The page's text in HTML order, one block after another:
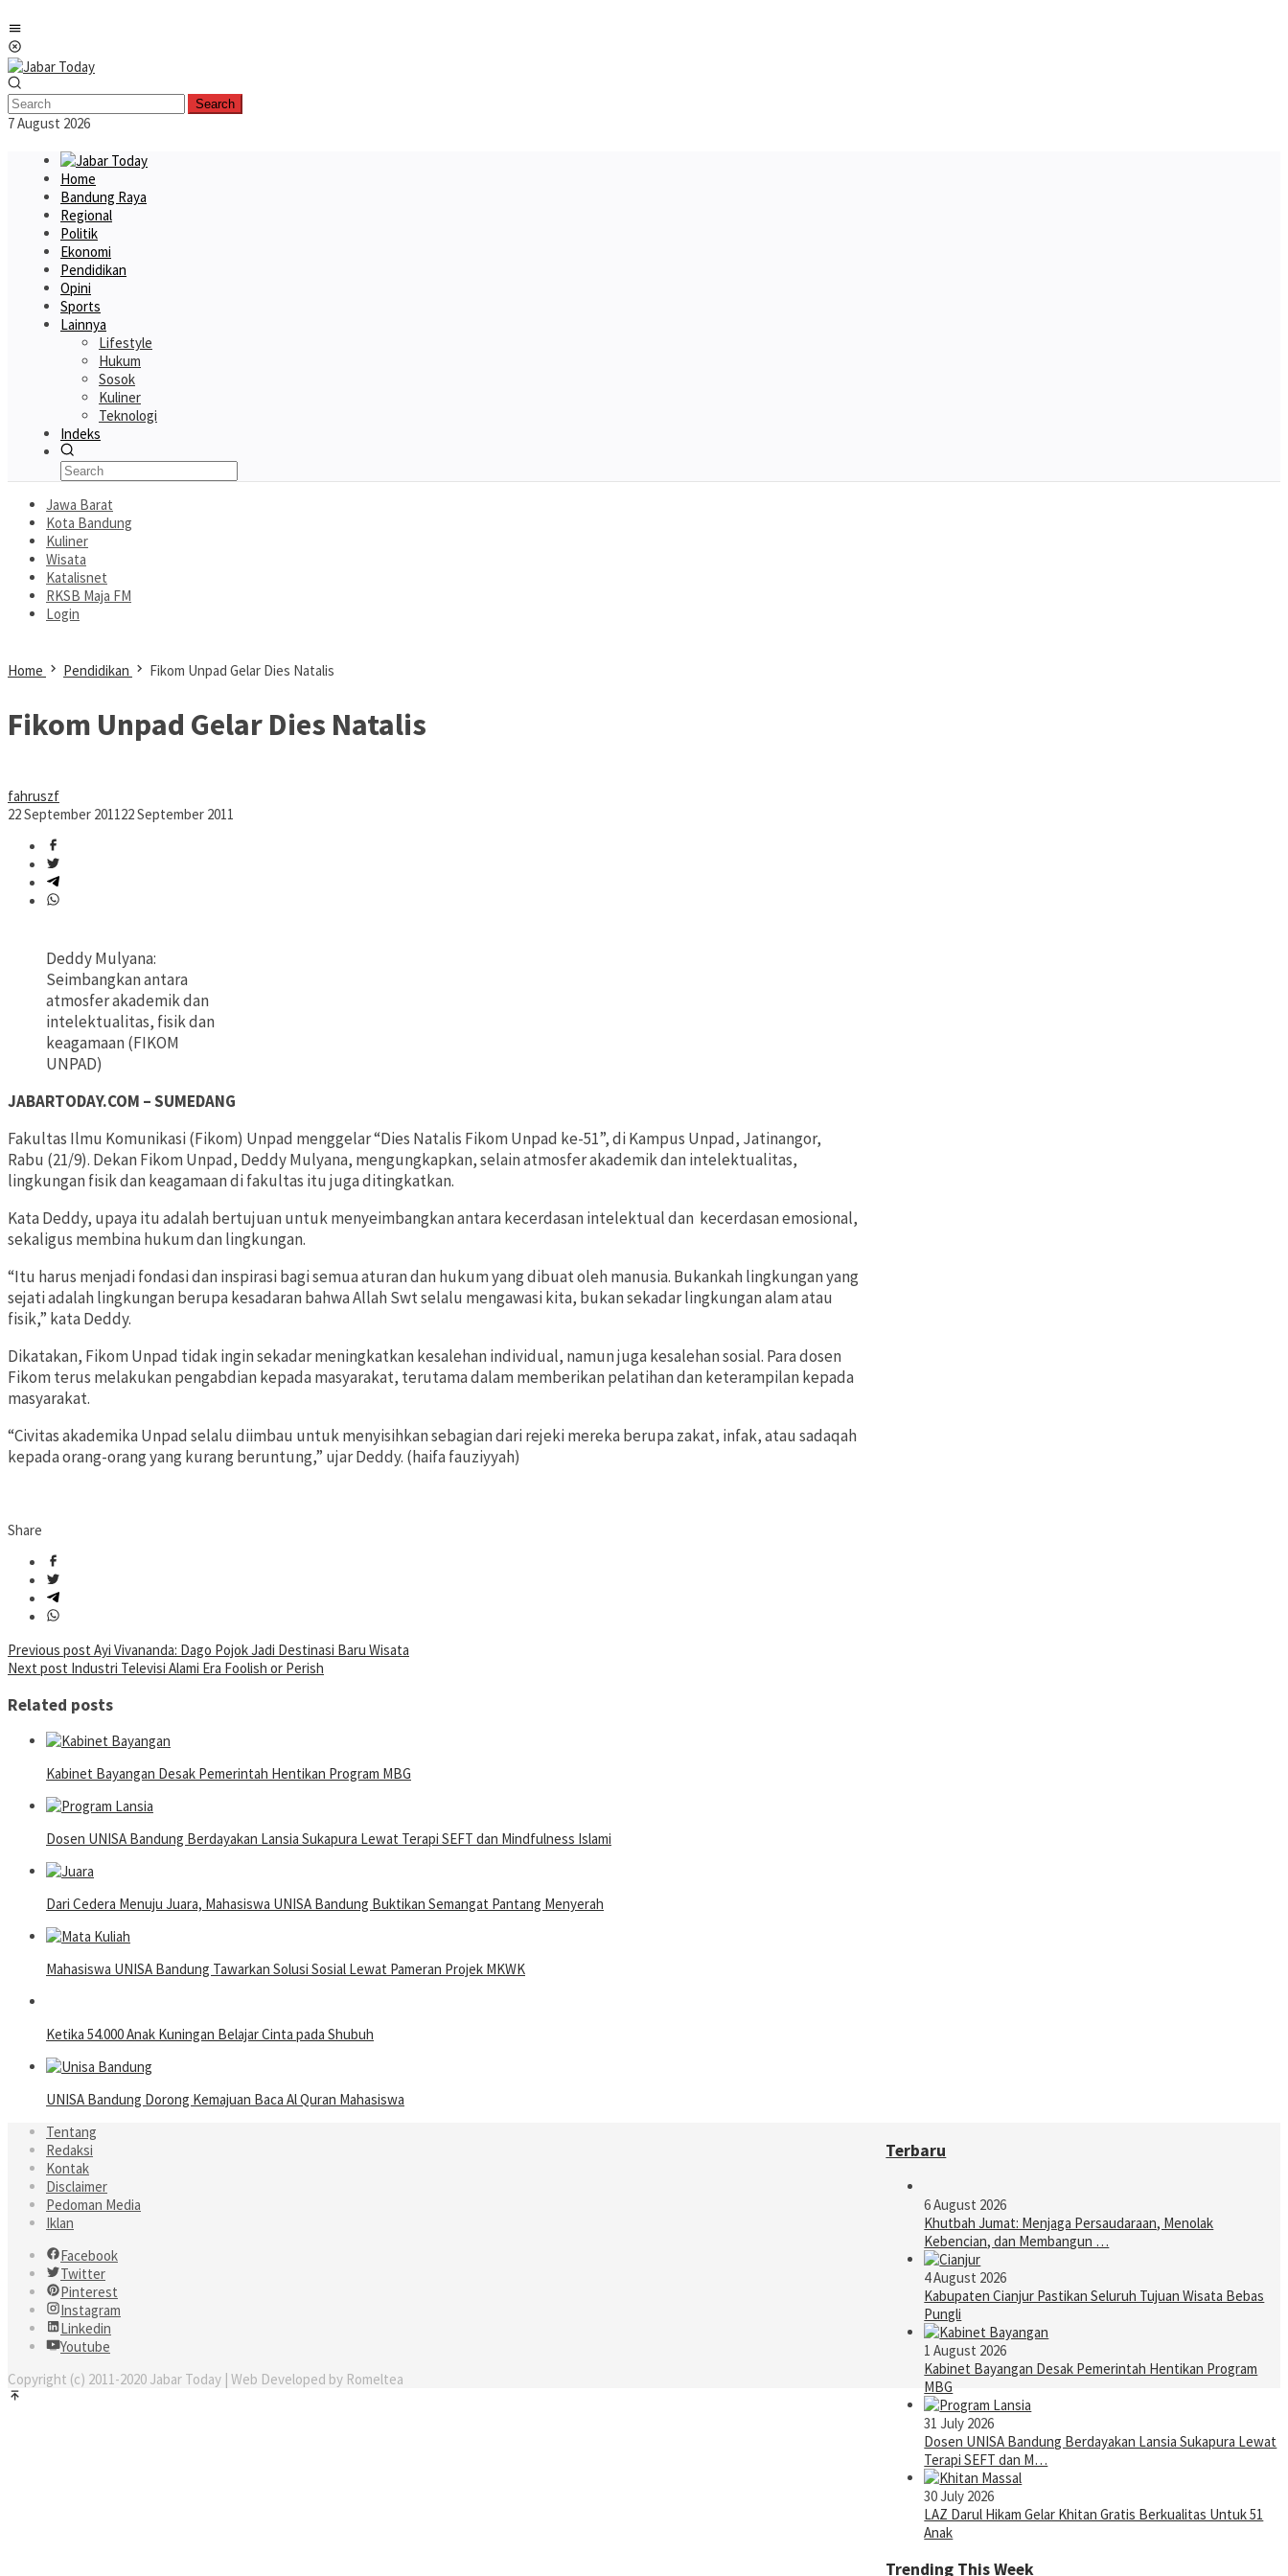
to
content
Search
7 August 2026
Home
Bandung Raya
Regional
Politik
Ekonomi
Pendidikan
Opini
Sports
Lainnya
Lifestyle
Hukum
Sosok
Kuliner
Teknologi
Indeks
Jawa Barat
Kota Bandung
Kuliner
Wisata
Katalisnet
RKSB Maja FM
Login
Home Pendidikan Fikom Unpad Gelar Dies Natalis
Fikom Unpad Gelar Dies Natalis
fahruszf
22 September 201122 September 2011
Deddy Mulyana:
Seimbangkan antara
atmosfer akademik dan
intelektualitas, fisik dan
keagamaan (FIKOM
UNPAD)
JABARTODAY.COM – SUMEDANG
Fakultas Ilmu Komunikasi (Fikom) Unpad menggelar “Dies Natalis Fikom Unpad ke-51”, di Kampus Unpad, Jatinangor,
Rabu (21/9). Dekan Fikom Unpad, Deddy Mulyana, mengungkapkan, selain atmosfer akademik dan intelektualitas,
lingkungan fisik dan keagamaan di fakultas itu juga ditingkatkan.
Kata Deddy, upaya itu adalah bertujuan untuk menyeimbangkan antara kecerdasan intelektual dan kecerdasan emosional,
sekaligus membina hukum dan lingkungan.
“Itu harus menjadi fondasi dan inspirasi bagi semua aturan dan hukum yang dibuat oleh manusia. Bukankah lingkungan yang
sejati adalah lingkungan berupa kesadaran bahwa Allah Swt selalu mengawasi kita, bukan sekadar lingkungan alam atau
fisik,” kata Deddy.
Dikatakan, Fikom Unpad tidak ingin sekadar meningkatkan kesalehan individual, namun juga kesalehan sosial. Para dosen
Fikom terus melakukan pengabdian kepada masyarakat, terutama dalam memberikan pelatihan dan keterampilan kepada
masyarakat.
“Civitas akademika Unpad selalu diimbau untuk menyisihkan sebagian dari rejeki mereka berupa zakat, infak, atau sadaqah
kepada orang-orang yang kurang beruntung,” ujar Deddy. (haifa fauziyyah)
Share
Post
navigation
Previous post Ayi Vivananda: Dago Pojok Jadi Destinasi Baru Wisata
Next post Industri Televisi Alami Era Foolish or Perish
Related posts
Kabinet Bayangan Desak Pemerintah Hentikan Program MBG
Dosen UNISA Bandung Berdayakan Lansia Sukapura Lewat Terapi SEFT dan Mindfulness Islami
Dari Cedera Menuju Juara, Mahasiswa UNISA Bandung Buktikan Semangat Pantang Menyerah
Mahasiswa UNISA Bandung Tawarkan Solusi Sosial Lewat Pameran Projek MKWK
Ketika 54.000 Anak Kuningan Belajar Cinta pada Shubuh
UNISA Bandung Dorong Kemajuan Baca Al Quran Mahasiswa
Terbaru
6 August 2026
Khutbah Jumat: Menjaga Persaudaraan, Menolak
Kebencian, dan Membangun …
4 August 2026
Kabupaten Cianjur Pastikan Seluruh Tujuan Wisata Bebas
Pungli
1 August 2026
Kabinet Bayangan Desak Pemerintah Hentikan Program
MBG
31 July 2026
Dosen UNISA Bandung Berdayakan Lansia Sukapura Lewat
Terapi SEFT dan M…
30 July 2026
LAZ Darul Hikam Gelar Khitan Gratis Berkualitas Untuk 51
Anak
Trending This Week
Tentang
Redaksi
Kontak
Disclaimer
Pedoman Media
Iklan
Facebook
Twitter
Pinterest
Instagram
Linkedin
Youtube
Copyright (c) 2011-2020 Jabar Today | Web Developed by Romeltea